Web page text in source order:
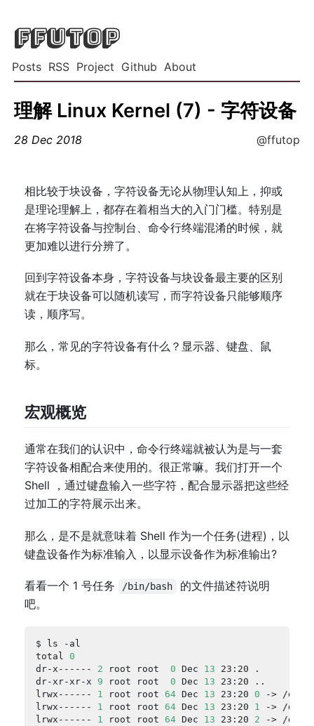
FFUTOP
Posts RSS Project Github About
理解 Linux Kernel (7) - 字符设备
28 Dec 2018 @ffutop
相比较于块设备，字符设备无论从物理认知上，抑或
是理论理解上，都存在着相当大的入门门槛。特别是
在将字符设备与控制台、命令行终端混淆的时候，就
更加难以进行分辨了。
回到字符设备本身，字符设备与块设备最主要的区别
就在于块设备可以随机读写，而字符设备只能够顺序
读，顺序写。
那么，常见的字符设备有什么？显示器、键盘、鼠
标。
宏观概览
通常在我们的认识中，命令行终端就被认为是与一套
字符设备相配合来使用的。很正常嘛。我们打开一个
Shell ，通过键盘输入一些字符，配合显示器把这些经
过加工的字符展示出来。
那么，是不是就意味着 Shell 作为一个任务(进程)，以
键盘设备作为标准输入，以显示设备作为标准输出?
看看一个 1 号任务 /bin/bash
的文件描述符说明
吧。
total 0
dr-x------ 2 root root 0 Dec 13
dr-xr-xr-x 9 root root 0 Dec 13
lrwx------ 1 root root 64 Dec 13 23:20 0
lrwx------ 1 root root 64 Dec 13 23:20 1
lrwx------ 1 root root 64 Dec 13 23:20 2